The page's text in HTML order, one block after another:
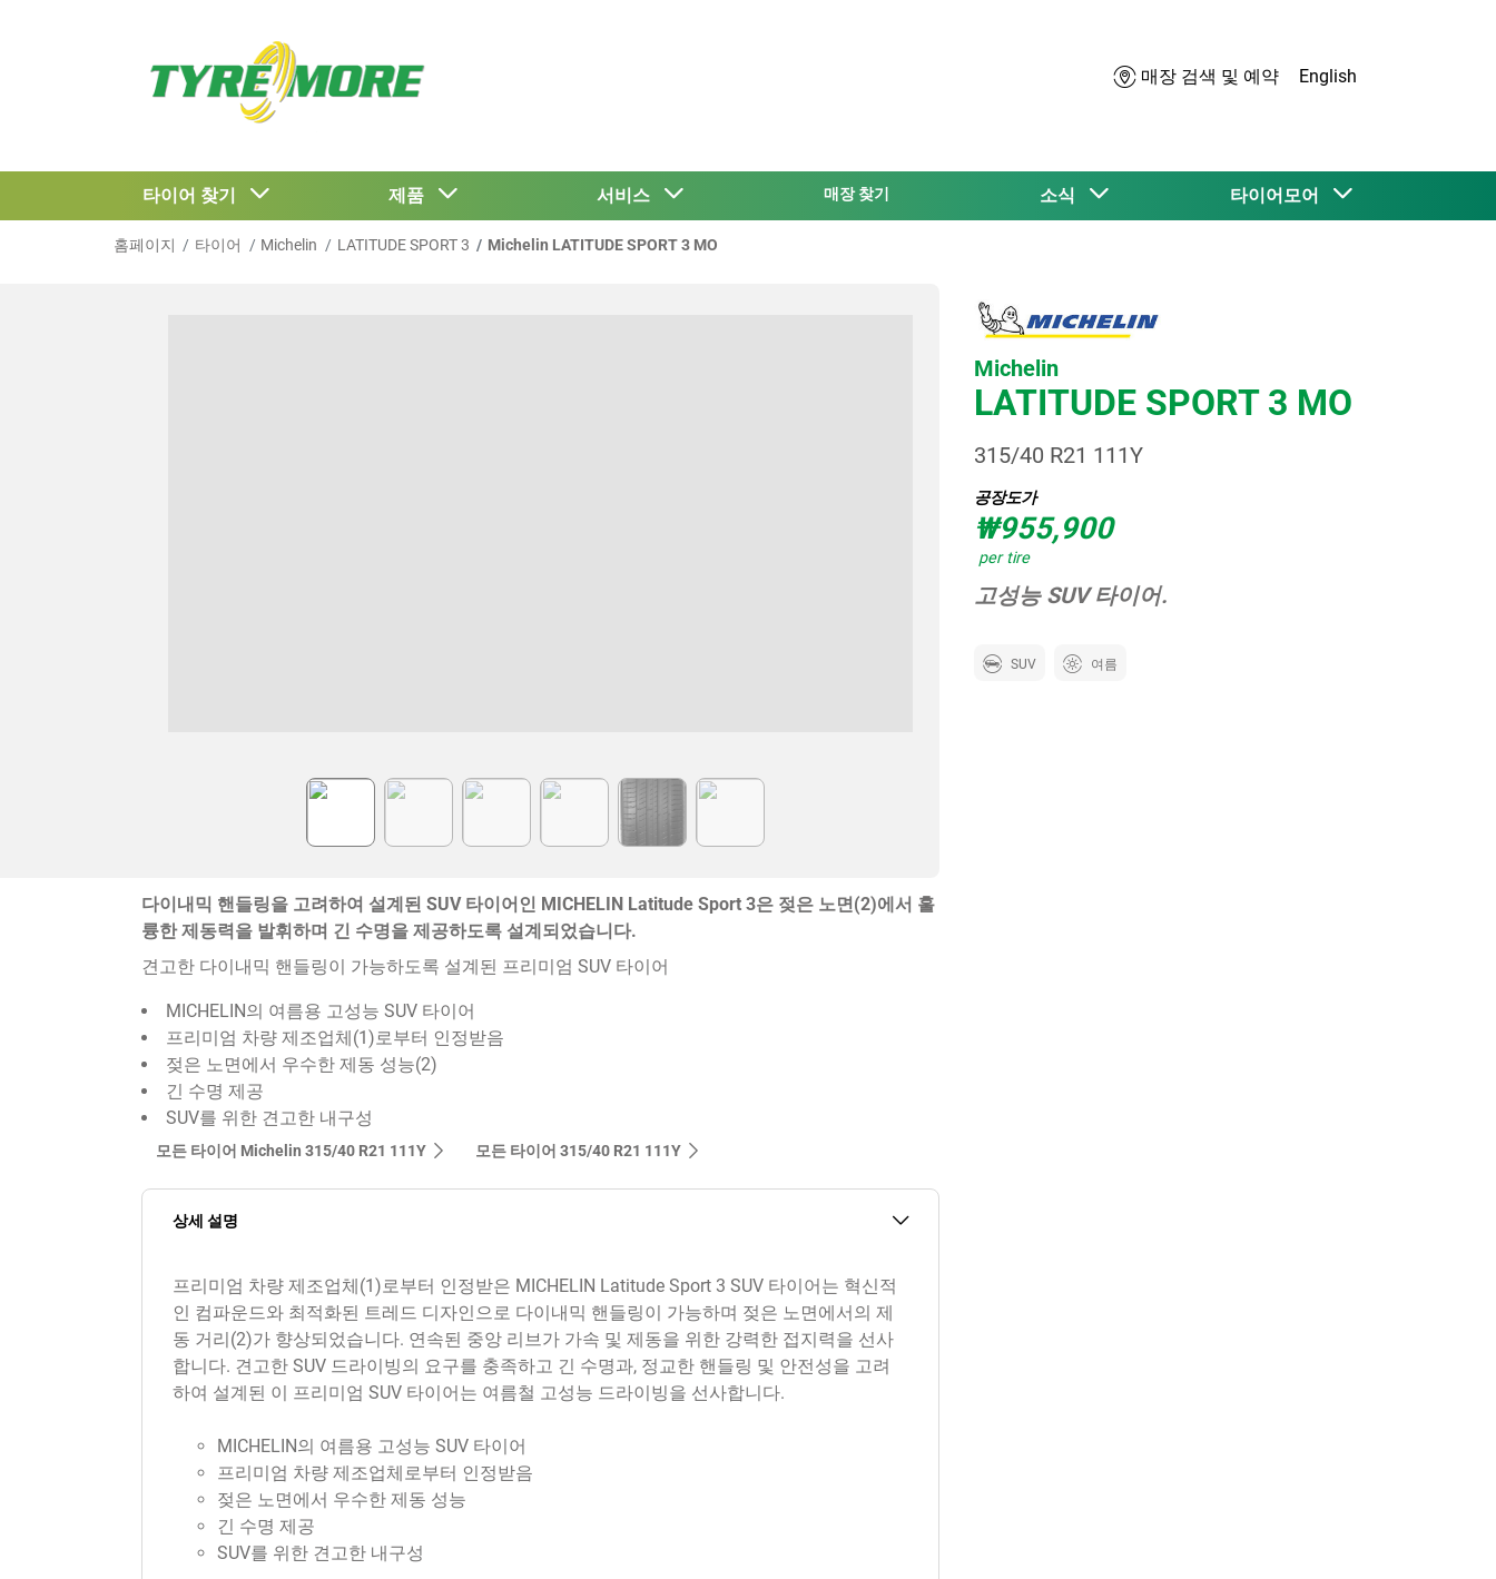
매장 검색 및 예약 English
타이어 찾기 제품 서비스 매장 찾기 소식 타이어모어
홈페이지 타이어 Michelin LATITUDE SPORT 3 Michelin LATITUDE SPORT 3 MO
다이내믹 핸들링을 고려하여 설계된 SUV 타이어인 MICHELIN Latitude Sport 3은 젖은 노면(2)에서 훌
륭한 제동력을 발휘하며 긴 수명을 제공하도록 설계되었습니다.
견고한 다이내믹 핸들링이 가능하도록 설계된 프리미엄 SUV 타이어
MICHELIN의 여름용 고성능 SUV 타이어
프리미엄 차량 제조업체(1)로부터 인정받음
젖은 노면에서 우수한 제동 성능(2)
긴 수명 제공
SUV를 위한 견고한 내구성
모든 타이어 Michelin 315/40 R21 111Y 모든 타이어‎ 315/40 R21 111Y
상세 설명
프리미엄 차량 제조업체(1)로부터 인정받은 MICHELIN Latitude Sport 3 SUV 타이어는 혁신적
인 컴파운드와 최적화된 트레드 디자인으로 다이내믹 핸들링이 가능하며 젖은 노면에서의 제
동 거리(2)가 향상되었습니다. 연속된 중앙 리브가 가속 및 제동을 위한 강력한 접지력을 선사
합니다. 견고한 SUV 드라이빙의 요구를 충족하고 긴 수명과, 정교한 핸들링 및 안전성을 고려
하여 설계된 이 프리미엄 SUV 타이어는 여름철 고성능 드라이빙을 선사합니다.
MICHELIN의 여름용 고성능 SUV 타이어
프리미엄 차량 제조업체로부터 인정받음
젖은 노면에서 우수한 제동 성능
긴 수명 제공
SUV를 위한 견고한 내구성
Michelin
LATITUDE SPORT 3 MO
315/40 R21 111Y
공장도가
₩955,900
per tire
고성능 SUV 타이어.
SUV 여름